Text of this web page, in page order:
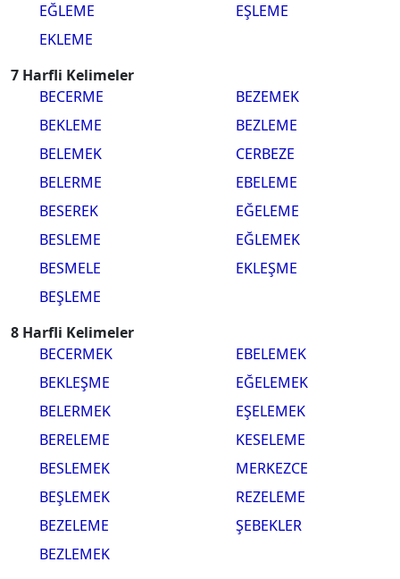
EĞLEME
EKLEME
EŞLEME
7 Harfli Kelimeler
BECERME
BEKLEME
BELEMEK
BELERME
BESEREK
BESLEME
BESMELE
BEŞLEME
BEZEMEK
BEZLEME
CERBEZE
EBELEME
EĞELEME
EĞLEMEK
EKLEŞME
8 Harfli Kelimeler
BECERMEK
BEKLEŞME
BELERMEK
BERELEME
BESLEMEK
BEŞLEMEK
BEZELEME
BEZLEMEK
EBELEMEK
EĞELEMEK
EŞELEMEK
KESELEME
MERKEZCE
REZELEME
ŞEBEKLER